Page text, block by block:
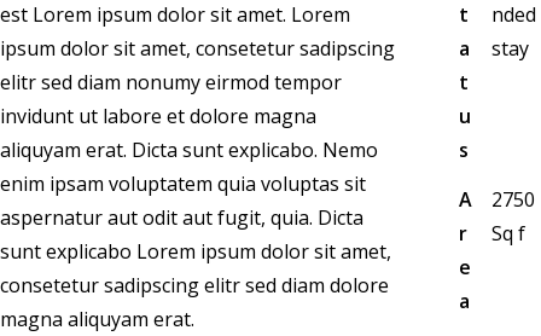
est Lorem ipsum dolor sit amet. Lorem
ipsum dolor sit amet, consetetur sadipscing
elitr sed diam nonumy eirmod tempor
invidunt ut labore et dolore magna
aliquyam erat. Dicta sunt explicabo. Nemo
enim ipsam voluptatem quia voluptas sit
aspernatur aut odit aut fugit, quia. Dicta
sunt explicabo Lorem ipsum dolor sit amet,
consetetur sadipscing elitr sed diam dolore
magna aliquyam erat.
t
a
t
u
s
nded
stay
A
r
e
a
2750
Sq f